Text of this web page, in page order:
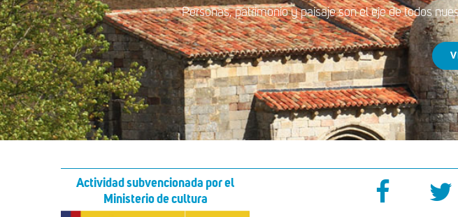
Personas, patrimonio y paisaje son el eje de todos
Actividad subvencionada por el
Ministerio de cultura